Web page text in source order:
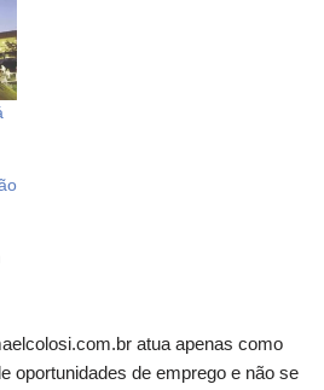
atua apenas como
oportunidades de emprego e não se